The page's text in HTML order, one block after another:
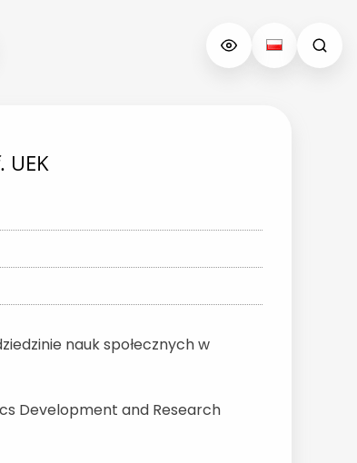
UEK
nauk społecznych w
Development and Research